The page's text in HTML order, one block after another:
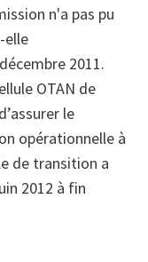
n'a pas pu
elle
2011.
OTAN de
le
opérationnelle à
de transition a
2012 à fin